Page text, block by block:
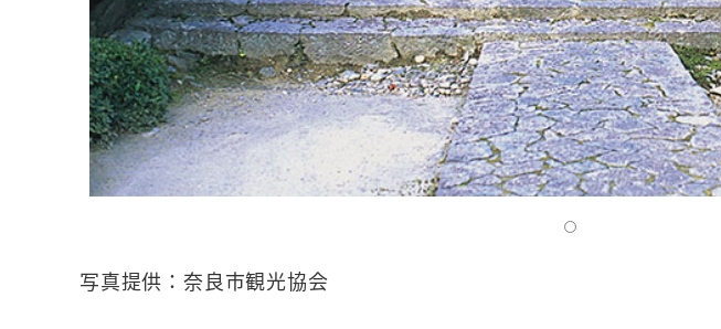
写真提供：奈良市観光協会